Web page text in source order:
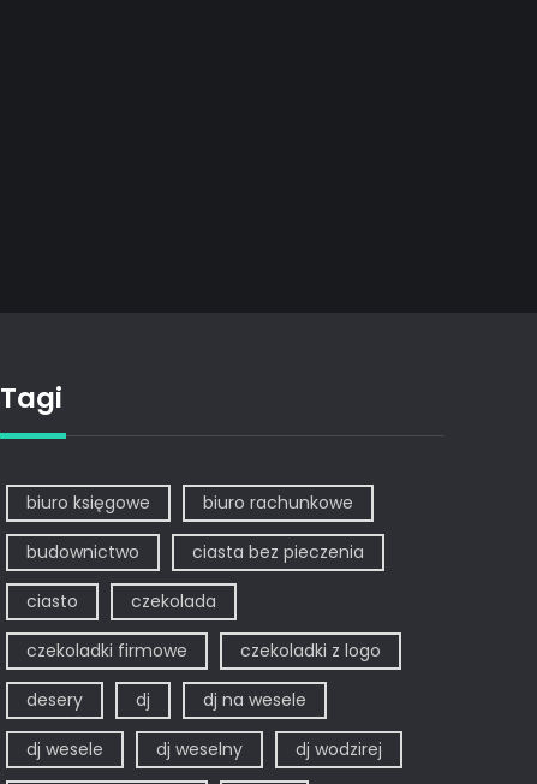
Tagi
biuro księgowe biuro rachunkowe
budownictwo ciasta bez pieczenia
ciasto czekolada
czekoladki firmowe czekoladki z logo
desery dj dj na wesele
dj wesele dj weselny dj wodzirej